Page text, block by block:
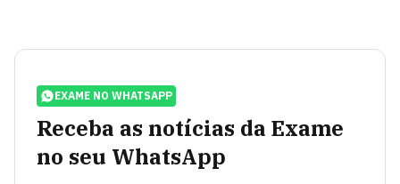
EXAME NO WHATSAPP
Receba as notícias da Exame
no seu WhatsApp